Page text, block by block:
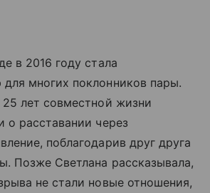
в 2016 году стала
многих поклонников пары.
лет совместной жизни
о расставании через
поблагодарив друг друга
Позже Светлана рассказывала,
не стали новые отношения,